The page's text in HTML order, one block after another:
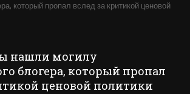
который пропал вслед за критикой ценовой
нашли могилу
блогера, который пропал
ценовой политики